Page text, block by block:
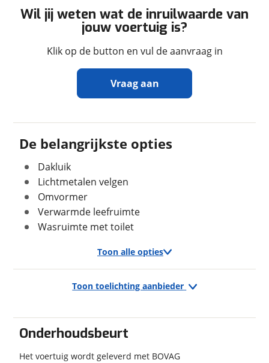
In- en exterieur
Stahoogte
198 cm
Middenopstelling
Aantal slaapplaatsen
3
Geschiedenis
Voertuig heeft
schadeverleden
Voormalig verhuurvoertuig
Onderhoudsbeurt
Het voertuig wordt geleverd met BOVAG
De belangrijkste opties
Dakluik
Lichtmetalen velgen
Omvormer
Verwarmde leefruimte
Wasruimte met toilet
Toon alle opties
Exterieur/Interieur
Combicassettes
Dakluik
Dakluik groot
Toon toelichting aanbieder
Wil jij weten wat de inruilwaarde van
jouw voertuig is?
Klik op de button en vul de aanvraag in
Vraag aan
Ontvang gratis jouw
inruilwaarde!
Reinders Rekreatie
om jouw inruilwaarde te bepalen.
Jouw kampeervoertuig
Kies je voertuig:
Vouwwagen